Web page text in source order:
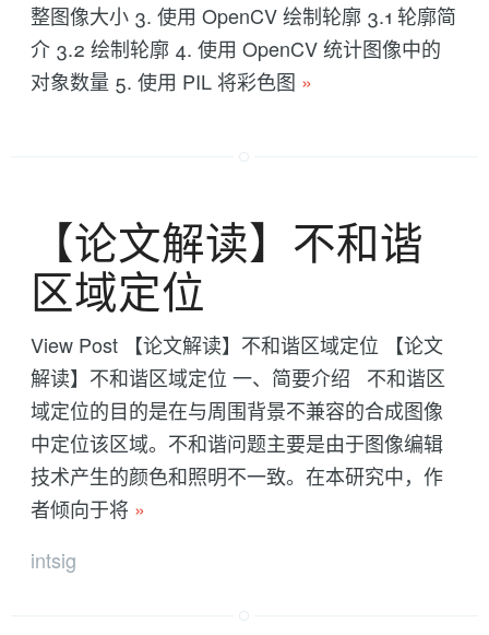
整图像大小 3. 使用 OpenCV 绘制轮廓 3.1 轮廓简
介 3.2 绘制轮廓 4. 使用 OpenCV 统计图像中的
对象数量 5. 使用 PIL 将彩色图 »
【论文解读】不和谐
区域定位
View Post 【论文解读】不和谐区域定位 【论文
解读】不和谐区域定位 一、简要介绍 不和谐区
域定位的目的是在与周围背景不兼容的合成图像
中定位该区域。不和谐问题主要是由于图像编辑
技术产生的颜色和照明不一致。在本研究中，作
者倾向于将 »
intsig